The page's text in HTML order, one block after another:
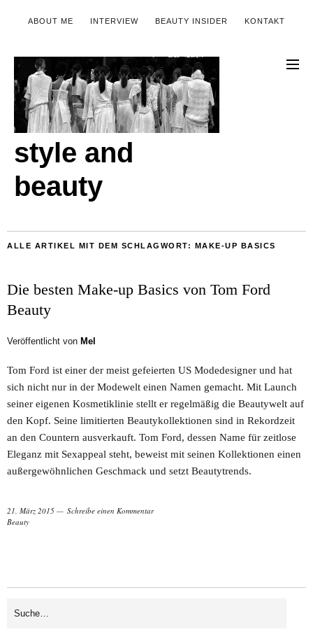
ABOUT ME INTERVIEW BEAUTY INSIDER KONTAKT
style and
beauty
ALLE ARTIKEL MIT DEM SCHLAGWORT: MAKE-UP BASICS
Die besten Make-up Basics von Tom Ford
Beauty
Veröffentlicht von Mel
Tom Ford ist einer der meist gefeierten US Modedesigner und hat
sich nicht nur in der Modewelt einen Namen gemacht. Mit Launch
seiner eigenen Kosmetiklinie stellt er regelmäßig die Beautywelt auf
den Kopf. Seine limitierten Beautykollektionen sind in Rekordzeit
an den Countern ausverkauft. Tom Ford, dessen Name für zeitlose
Eleganz mit Sexappeal steht, beweist mit seinen Kollektionen einen
außergewöhnlichen Geschmack und setzt Beautytrends.
21. März 2015
Schreibe einen Kommentar
Beauty